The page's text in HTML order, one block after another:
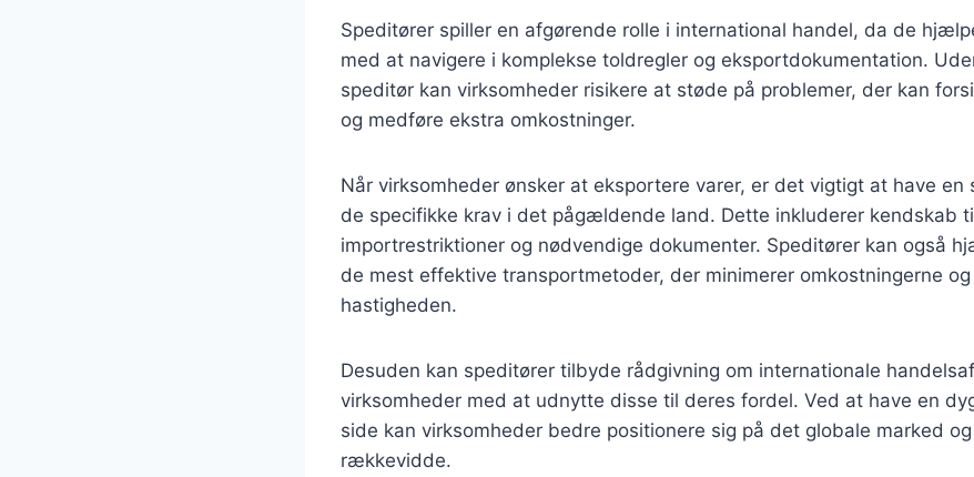
Speditører spiller en afgørende rolle i international handel, da de
med at navigere i komplekse toldregler og eksportdokumentation.
speditør kan virksomheder risikere at støde på problemer, der kan
og medføre ekstra omkostninger.
Når virksomheder ønsker at eksportere varer, er det vigtigt at have en
de specifikke krav i det pågældende land. Dette inkluderer kendskab
importrestriktioner og nødvendige dokumenter. Speditører kan også
de mest effektive transportmetoder, der minimerer omkostningerne
hastigheden.
Desuden kan speditører tilbyde rådgivning om internationale
virksomheder med at udnytte disse til deres fordel. Ved at have en
side kan virksomheder bedre positionere sig på det globale marked
rækkevidde.